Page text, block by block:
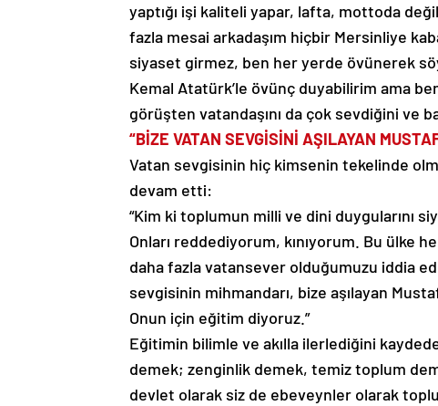
yaptığı işi kaliteli yapar, lafta, mottoda
fazla mesai arkadaşım hiçbir Mersinliye
siyaset girmez, ben her yerde övünerek
Kemal Atatürk’le övünç duyabilirim ama
görüşten vatandaşını da çok sevdiğini ve
“BİZE VATAN SEVGİSİNİ AŞILAYAN
Vatan sevgisinin hiç kimsenin tekelinde
devam etti:
“Kim ki toplumun milli ve dini duygularını
Onları reddediyorum, kınıyorum. Bu ülke
daha fazla vatansever olduğumuzu iddia
sevgisinin mihmandarı, bize aşılayan
Onun için eğitim diyoruz.”
Eğitimin bilimle ve akılla ilerlediğini
demek; zenginlik demek, temiz toplum
devlet olarak siz de ebeveynler olarak